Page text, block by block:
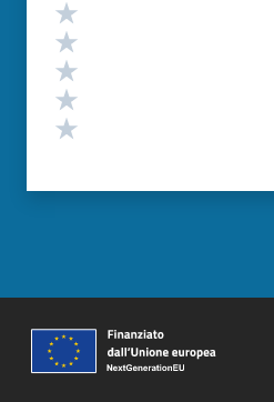
Valutazione